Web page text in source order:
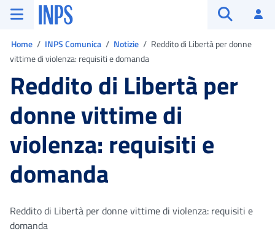
Vai al menu principale
Vai al contenuto principale
Vai al pie' di pagina
INPS ()
Home INPS Comunica Notizie
Reddito di Libertà per donne
vittime di violenza: requisiti e domanda
Reddito di Libertà per
donne vittime di
violenza: requisiti e
domanda
Reddito di Libertà per donne vittime di violenza: requisiti e
domanda